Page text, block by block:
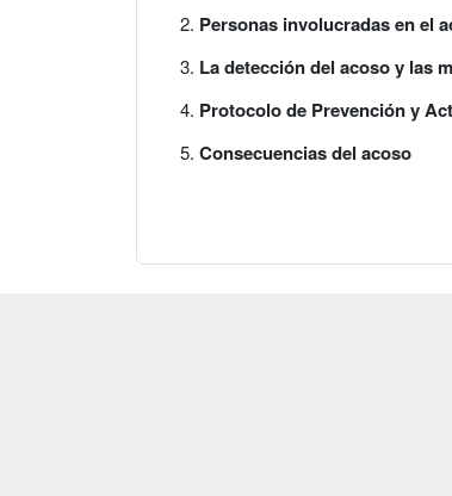
Personas involucradas en el
La detección del acoso y las
Protocolo de Prevención y
Consecuencias del acoso